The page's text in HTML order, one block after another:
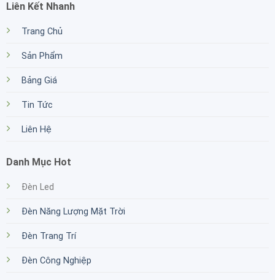
Liên Kết Nhanh
Trang Chủ
Sản Phẩm
Bảng Giá
Tin Tức
Liên Hệ
Danh Mục Hot
Đèn Led
Đèn Năng Lượng Mặt Trời
Đèn Trang Trí
Đèn Công Nghiệp